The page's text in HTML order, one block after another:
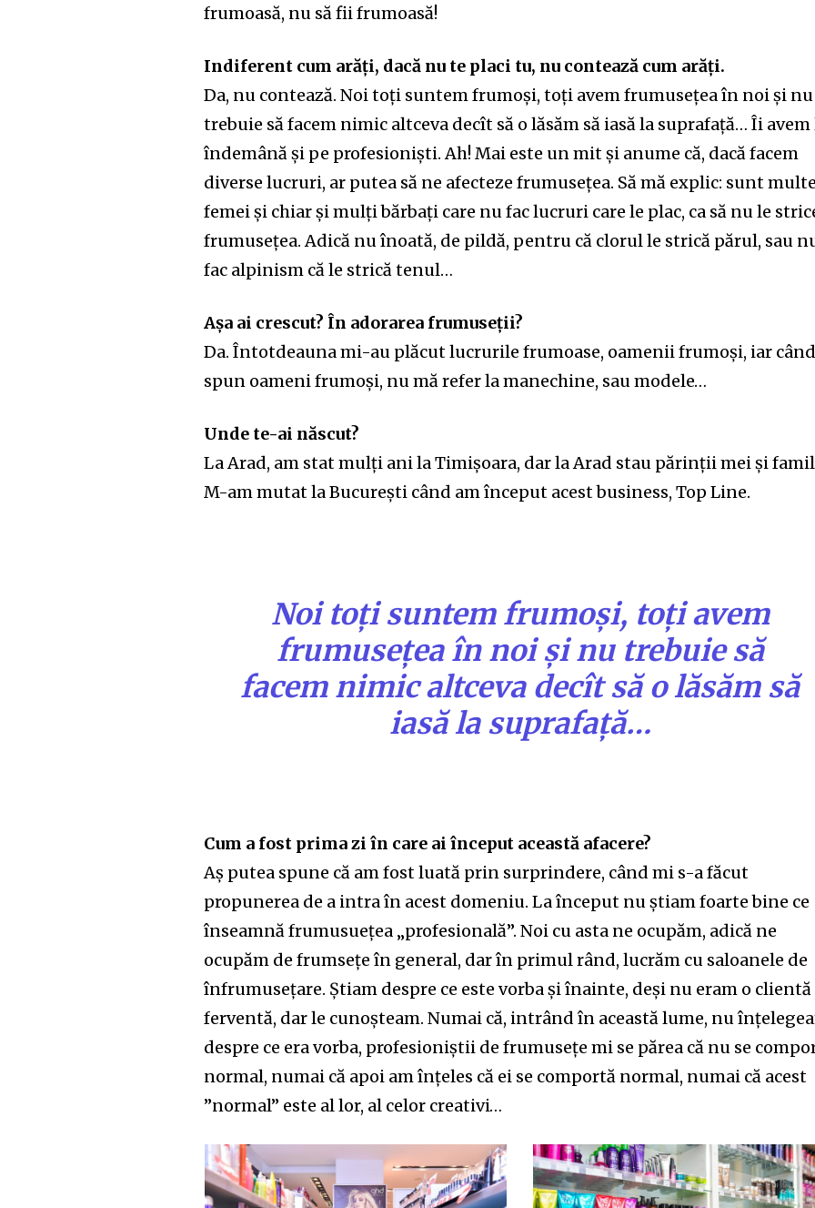
frumoasă, nu să fii frumoasă!
Indiferent cum arăți, dacă nu te placi tu, nu contează cum arăți.
Da, nu contează. Noi toți suntem frumoși, toți avem frumusețea în noi și nu
trebuie să facem nimic altceva decît să o lăsăm să iasă la suprafață… Îi avem
îndemână și pe profesioniști. Ah! Mai este un mit și anume că, dacă facem
diverse lucruri, ar putea să ne afecteze frumusețea. Să mă explic: sunt
femei și chiar și mulți bărbați care nu fac lucruri care le plac, ca să nu le
frumusețea. Adică nu înoată, de pildă, pentru că clorul le strică părul, sau
fac alpinism că le strică tenul…
Așa ai crescut? În adorarea frumuseții?
Da. Întotdeauna mi-au plăcut lucrurile frumoase, oamenii frumoși, iar
spun oameni frumoși, nu mă refer la manechine, sau modele…
Unde te-ai născut?
La Arad, am stat mulți ani la Timișoara, dar la Arad stau părinții mei și
M-am mutat la București când am început acest business, Top Line.
Noi toți suntem frumoși, toți avem
frumusețea în noi și nu trebuie să
facem nimic altceva decît să o lăsăm să
iasă la suprafață…
Cum a fost prima zi în care ai început această afacere?
Aș putea spune că am fost luată prin surprindere, când mi s-a făcut
propunerea de a intra în acest domeniu. La început nu știam foarte bine ce
înseamnă frumusuețea „profesională”. Noi cu asta ne ocupăm, adică ne
ocupăm de frumsețe în general, dar în primul rând, lucrăm cu saloanele de
înfrumusețare. Știam despre ce este vorba și înainte, deși nu eram o clientă
ferventă, dar le cunoșteam. Numai că, intrând în această lume, nu
despre ce era vorba, profesioniștii de frumusețe mi se părea că nu se
normal, numai că apoi am înțeles că ei se comportă normal, numai că acest
”normal” este al lor, al celor creativi…